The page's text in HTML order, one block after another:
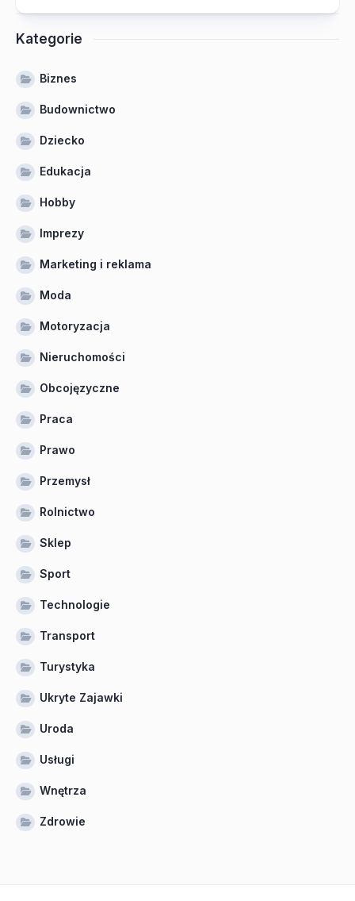
Kategorie
Biznes
Budownictwo
Dziecko
Edukacja
Hobby
Imprezy
Marketing i reklama
Moda
Motoryzacja
Nieruchomości
Obcojęzyczne
Praca
Prawo
Przemysł
Rolnictwo
Sklep
Sport
Technologie
Transport
Turystyka
Ukryte Zajawki
Uroda
Usługi
Wnętrza
Zdrowie